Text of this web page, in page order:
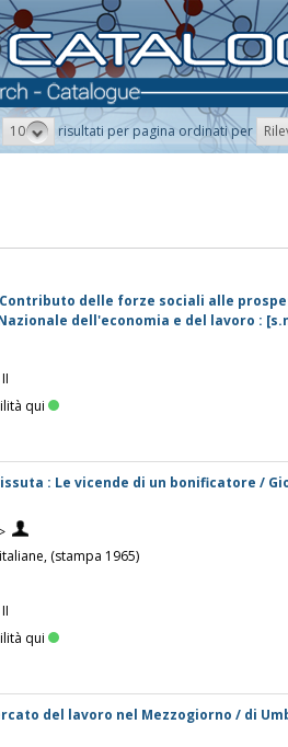
10 risultati per pagina ordinati per
delle forze sociali alle
dell'economia e del lavoro :
qui
: Le vicende di un bonificatore /
(stampa 1965)
qui
del lavoro nel Mezzogiorno / di